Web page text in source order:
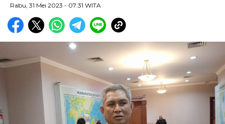
Rabu, 31 Mei 2023 - 07:31 WITA